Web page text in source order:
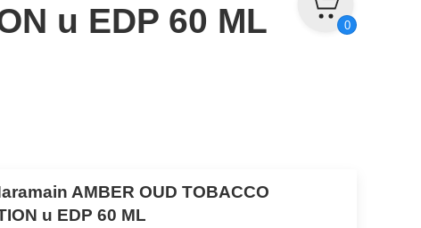
0
u EDP 60 ML
AMBER OUD TOBACCO
u EDP 60 ML